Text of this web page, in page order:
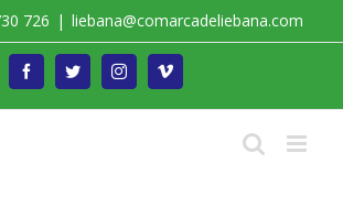
726 | liebana@comarcadeliebana.com
FacebookTwitterInstagramVimeo